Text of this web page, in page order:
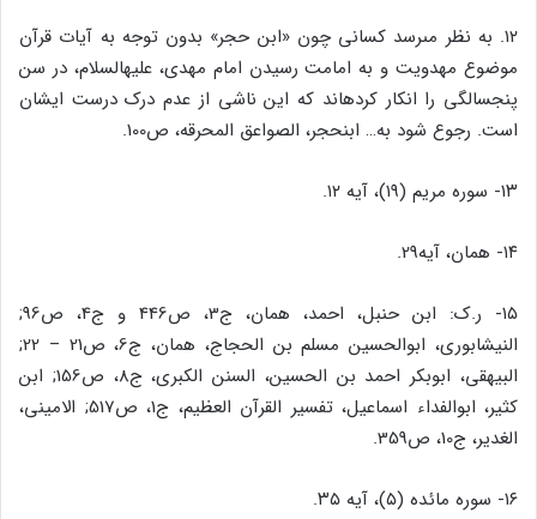
۱۲. به نظر مى‏رسد کسانى چون «ابن حجر» بدون توجه به آیات قرآن
موضوع مهدویت و به امامت رسیدن امام مهدى، علیه‏السلام، در سن
پنج‏سالگى را انکار کرده‏اند که این ناشى از عدم درک درست ایشان
است. رجوع شود به… ابن‏حجر، الصواعق المحرقه، ص‏100.
۱۳- سوره مریم (۱۹)، آیه ۱۲.
۱۴- همان، آیه‏29.
۱۵- ر.ک: ابن حنبل، احمد، همان، ج‏3، ص‏446 و ج‏4، ص‏96;
النیشابورى، ابوالحسین مسلم بن الحجاج، همان، ج‏6، ص‏21 – 22;
البیهقى، ابوبکر احمد بن الحسین، السنن الکبرى، ج‏8، ص‏156; ابن
کثیر، ابوالفداء اسماعیل، تفسیر القرآن العظیم، ج‏1، ص‏517; الامینى،
الغدیر، ج‏10، ص‏359.
۱۶- سوره مائده (۵)، آیه ۳۵.